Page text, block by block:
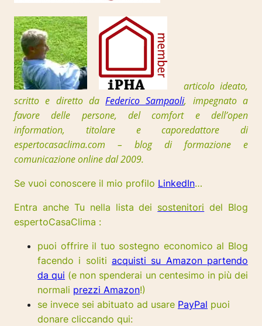
articolo ideato,
scritto e diretto daFederico Sampaoli, impegnato a
favore delle persone, del comfort e dell’open
information, titolare e caporedattore di
espertocasaclima.com – blog di formazione e
comunicazione online dal 2009.
Se vuoi conoscere il mio profilo LinkedIn…
Entra anche Tu nella lista dei sostenitori del Blog
espertoCasaClima :
puoi offrire il tuo sostegno economico al Blog
facendo i soliti acquisti su Amazon partendo
da qui (e non spenderai un centesimo in più dei
normali prezzi Amazon!)
se invece sei abituato ad usare PayPal puoi
donare cliccando qui: